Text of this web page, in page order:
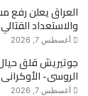
العراق يعلن رفع
والاستعداد القتالي
أغسطس 7, 2026
جوتيريش قلق حيال
الروسى- الأوكرانى
أغسطس 7, 2026